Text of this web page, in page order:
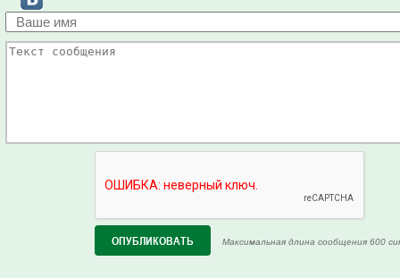
Максимальная длина сообщения 600